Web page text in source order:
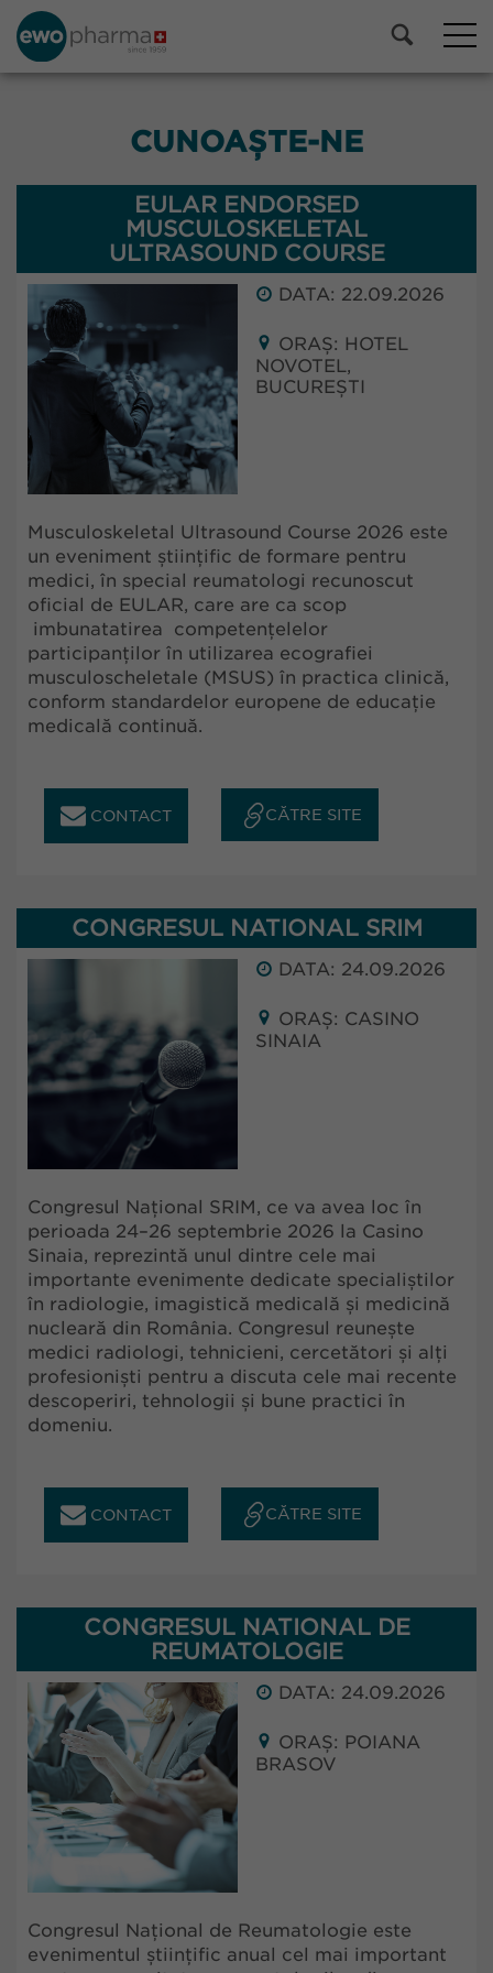
CUNOAȘTE-NE
EULAR ENDORSED
MUSCULOSKELETAL
ULTRASOUND COURSE
DATA: 22.09.2026
ORAȘ: HOTEL
NOVOTEL,
BUCUREȘTI
Musculoskeletal Ultrasound Course 2026 este
un eveniment științific de formare pentru
medici, în special reumatologi recunoscut
oficial de EULAR, care are ca scop
imbunatatirea competențelelor
participanților în utilizarea ecografiei
musculoscheletale (MSUS) în practica clinică,
conform standardelor europene de educație
medicală continuă.
CONTACT CĂTRE SITE
CONGRESUL NATIONAL SRIM
DATA: 24.09.2026
ORAȘ: CASINO
SINAIA
Congresul Național SRIM, ce va avea loc în
perioada 24–26 septembrie 2026 la Casino
Sinaia, reprezintă unul dintre cele mai
importante evenimente dedicate specialiștilor
în radiologie, imagistică medicală și medicină
nucleară din România. Congresul reunește
medici radiologi, tehnicieni, cercetători și alți
profesioniști pentru a discuta cele mai recente
descoperiri, tehnologii și bune practici în
domeniu.
CONTACT CĂTRE SITE
CONGRESUL NATIONAL DE
REUMATOLOGIE
DATA: 24.09.2026
ORAȘ: POIANA
BRASOV
Congresul Național de Reumatologie este
evenimentul științific anual cel mai important